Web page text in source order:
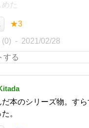
た
★3
(0) 2021/02/28
だ本のシリーズ物。す
。